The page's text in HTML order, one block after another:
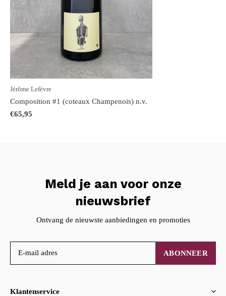
Jérôme Lefèvre
Composition #1 (coteaux Champenois) n.v.
€65,95
Meld je aan voor onze
nieuwsbrief
Ontvang de nieuwste aanbiedingen en promoties
ABONNEER
Klantenservice